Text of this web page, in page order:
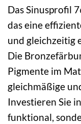
Das Sinusprofil
das eine
und gleichzeitig
Die
Pigmente im
gleichmäßige
Investieren Sie
funktional,